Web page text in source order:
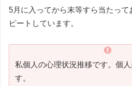
5月に入ってから末等すら当たって
ピートしています。
私個人の心理状況推移です。個
す。